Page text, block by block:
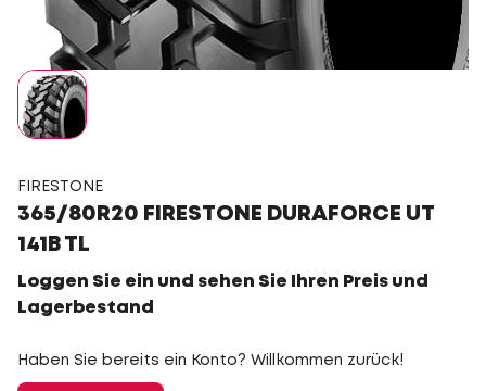
FIRESTONE
365/80R20 FIRESTONE DURAFORCE UT
141B TL
Loggen Sie ein und sehen Sie Ihren Preis und
Lagerbestand
Haben Sie bereits ein Konto? Willkommen zurück!